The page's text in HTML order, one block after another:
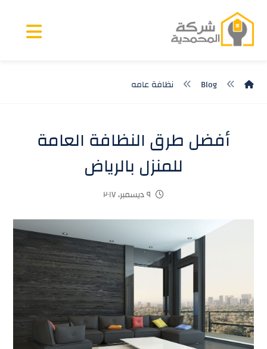
Blog نظافة عامه
أفضل طرق النظافة العامة
للمنزل بالرياض
٩ ديسمبر، ٢٠١٧